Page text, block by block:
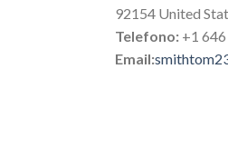
92154 United
Telefono: +1
Email: